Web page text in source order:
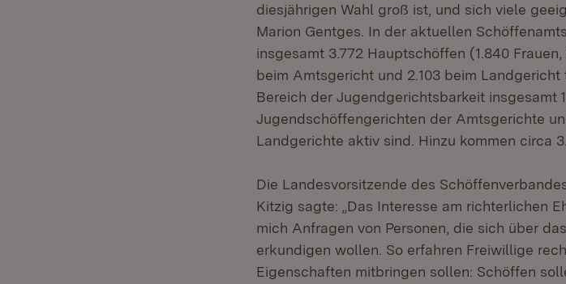
diesjährigen Wahl groß ist, und sich viele
Marion Gentges. In der aktuellen
insgesamt 3.772 Hauptschöffen (1.840
beim Amtsgericht und 2.103 beim
Bereich der Jugendgerichtsbarkeit insgesamt
Jugendschöffengerichten der Amtsgerichte
Landgerichte aktiv sind. Hinzu kommen circa
Die Landesvorsitzende des
Kitzig sagte: „Das Interesse am richterlichen
mich Anfragen von Personen, die sich über
erkundigen wollen. So erfahren Freiwillige
Eigenschaften mitbringen sollen: Schöffen